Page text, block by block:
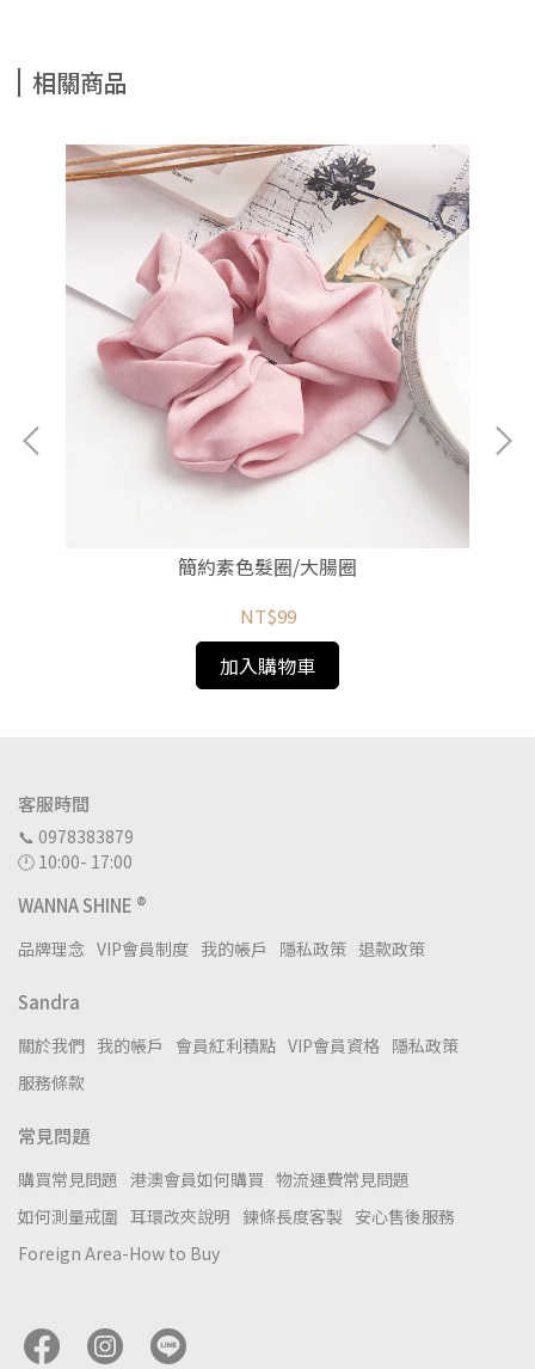
相關商品
簡約素色髮圈/大腸圈
NT$99
加入購物車
客服時間
📞 0978383879
🕛 10:00- 17:00
WANNA SHINE ®
品牌理念 VIP會員制度 我的帳戶 隱私政策 退款政策
Sandra
關於我們 我的帳戶 會員紅利積點 VIP會員資格 隱私政策
服務條款
常見問題
購買常見問題 港澳會員如何購買 物流運費常見問題
如何測量戒圍 耳環改夾說明 鍊條長度客製 安心售後服務
Foreign Area-How to Buy